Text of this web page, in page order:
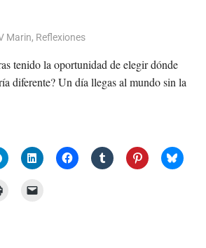
un Poco
Marin, Reflexiones
tenido la oportunidad de elegir dónde
diferente? Un día llegas al mundo sin la